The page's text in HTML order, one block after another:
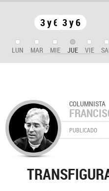
3 y 6 3 y 6
LUN MAR MIE JUE VIE
COLUMNISTA
PUBLICADO